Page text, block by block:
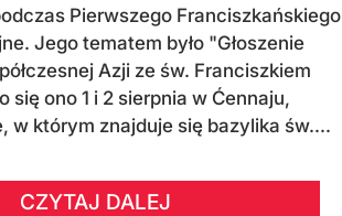
Pierwszego Franciszkańskiego
Jego tematem było "Głoszenie
Azji ze św. Franciszkiem
się ono 1 i 2 sierpnia w Ćennaju,
w którym znajduje się bazylika św....
CZYTAJ DALEJ